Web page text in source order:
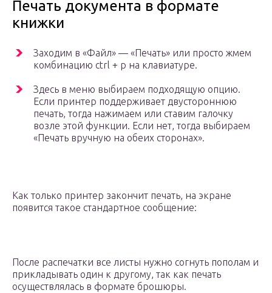
Печать документа в формате
книжки
Заходим в «Файл» — «Печать» или просто жмем
комбинацию ctrl + p на клавиатуре.
Здесь в меню выбираем подходящую опцию.
Если принтер поддерживает двустороннюю
печать, тогда нажимаем или ставим галочку
возле этой функции. Если нет, тогда выбираем
«Печать вручную на обеих сторонах».
Как только принтер закончит печать, на экране
появится такое стандартное сообщение:
После распечатки все листы нужно согнуть пополам и
прикладывать один к другому, так как печать
осуществлялась в формате брошюры.